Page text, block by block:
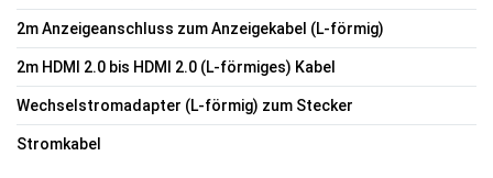
2m Anzeigeanschluss zum Anzeigekabel (L-förmig)
2m HDMI 2.0 bis HDMI 2.0 (L-förmiges) Kabel
Wechselstromadapter (L-förmig) zum Stecker
Stromkabel